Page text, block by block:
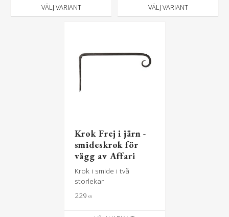
Krok Frej i järn -
smideskrok för
vägg av Affari
Krok i smide i två
storlekar
229 KR